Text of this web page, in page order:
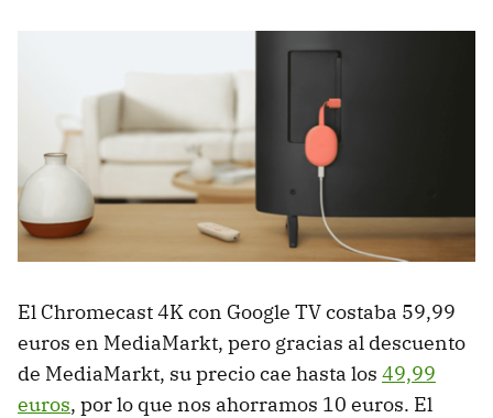
El Chromecast 4K con Google TV costaba 59,99
euros en MediaMarkt, pero gracias al descuento
de MediaMarkt, su precio cae hasta los 49,99
euros, por lo que nos ahorramos 10 euros. El